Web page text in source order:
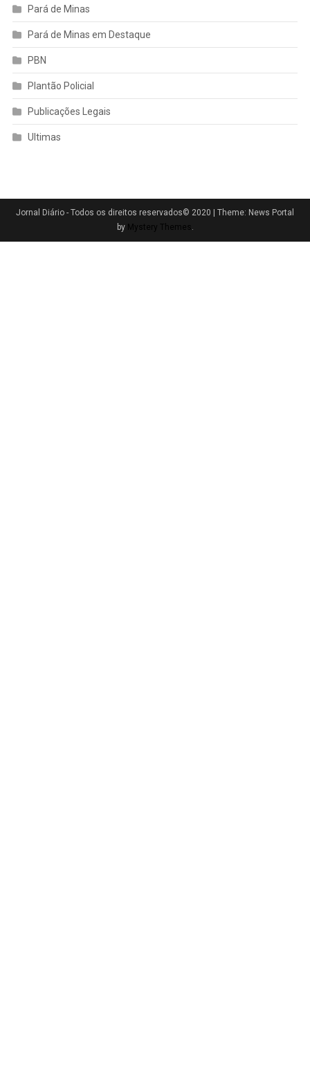
Pará de Minas
Pará de Minas em Destaque
PBN
Plantão Policial
Publicações Legais
Ultimas
Jornal Diário - Todos os direitos reservados© 2020
Theme: News Portal
by Mystery Themes .